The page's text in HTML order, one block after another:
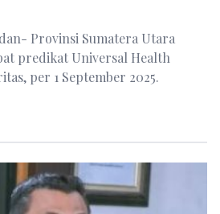
Provinsi Sumatera Utara
predikat Universal Health
per 1 September 2025.